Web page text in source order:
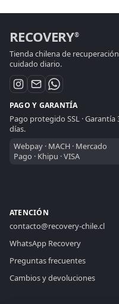
RECOVERY®
Tienda chilena de
cuidado diario.
PAGO Y GARANTÍA
Pago protegido SSL · Garantía
días.
Webpay · MACH · Mercado
Pago · Khipu · VISA
ATENCIÓN
contacto@recovery-chile.cl
WhatsApp Recovery
Preguntas frecuentes
Cambios y devoluciones
RECOVERY CHILE
ASISTENTE DE
Hola. Resolveré tu
a elegir productos,
medidas, despachos,
mayoristas.